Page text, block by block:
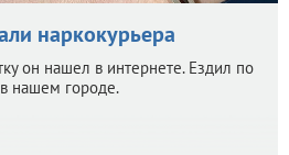
наркокурьера
он нашел в интернете. Ездил по
нашем городе.